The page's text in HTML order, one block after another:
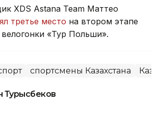
XDS Astana Team Маттео
третье место на втором этапе
«Тур Польши».
спортсмены Казахстана
Турысбеков